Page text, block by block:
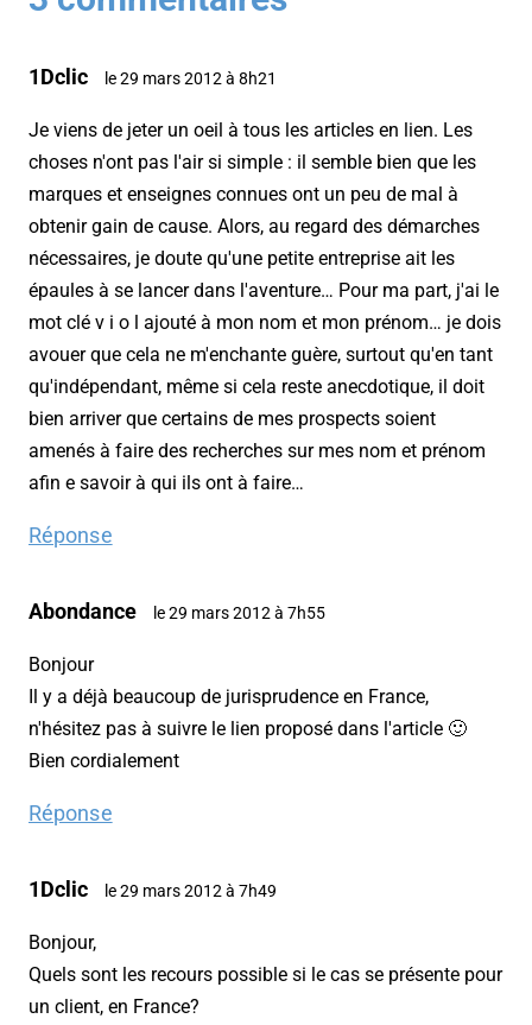
1Dclic le 29 mars 2012 à 8h21
Je viens de jeter un oeil à tous les articles en lien. Les
choses n'ont pas l'air si simple : il semble bien que les
marques et enseignes connues ont un peu de mal à
obtenir gain de cause. Alors, au regard des démarches
nécessaires, je doute qu'une petite entreprise ait les
épaules à se lancer dans l'aventure… Pour ma part, j'ai le
mot clé v i o l ajouté à mon nom et mon prénom… je dois
avouer que cela ne m'enchante guère, surtout qu'en tant
qu'indépendant, même si cela reste anecdotique, il doit
bien arriver que certains de mes prospects soient
amenés à faire des recherches sur mes nom et prénom
afin e savoir à qui ils ont à faire…
Réponse
Abondance le 29 mars 2012 à 7h55
Bonjour
Il y a déjà beaucoup de jurisprudence en France,
n'hésitez pas à suivre le lien proposé dans l'article 🙂
Bien cordialement
Réponse
1Dclic le 29 mars 2012 à 7h49
Bonjour,
Quels sont les recours possible si le cas se présente pour
un client, en France?